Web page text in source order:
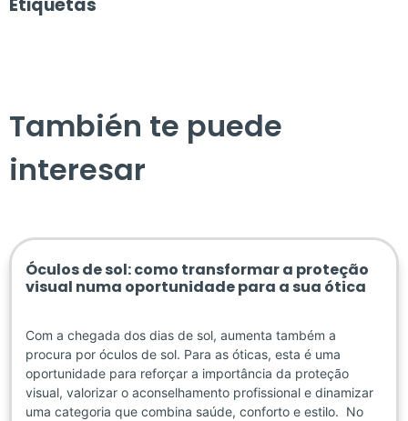
Etiquetas
También te puede
interesar
Óculos de sol: como transformar a proteção
visual numa oportunidade para a sua ótica
Com a chegada dos dias de sol, aumenta também a
procura por óculos de sol. Para as óticas, esta é uma
oportunidade para reforçar a importância da proteção
visual, valorizar o aconselhamento profissional e dinamizar
uma categoria que combina saúde, conforto e estilo. No